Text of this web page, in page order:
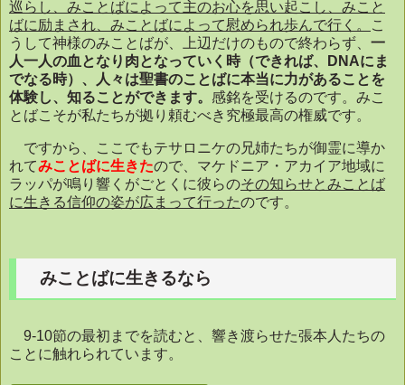
巡らし、みことばによって主のお心を思い起こし、みこと
ばに励まされ、みことばによって慰められ歩んで行く。
こ
うして神様のみことばが、上辺だけのもので終わらず、 一
人一人の血となり肉となっていく時（できれば、DNAにま
でなる時）、人々は聖書のことばに本当に力があることを
体験し、知ることができます。 感銘を受けるのです。みこ
とばこそが私たちが拠り頼むべき究極最高の権威です。
ですから、ここでもテサロニケの兄姉たちが御霊に導か
れてみことばに生きたので、マケドニア・アカイア地域に
ラッパが鳴り響くがごとくに彼らのその知らせとみことば
に生きる信仰の姿が広まって行ったのです。
みことばに生きるなら
9-10節の最初までを読むと、響き渡らせた張本人たちの
ことに触れられています。